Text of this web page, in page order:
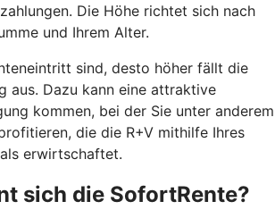
Die Höhe richtet sich nach
und Ihrem Alter.
sind, desto höher fällt die
aus. Dazu kann eine attraktive
kommen, bei der Sie unter anderem
die die R+V mithilfe Ihres
erwirtschaftet.
sich die SofortRente?